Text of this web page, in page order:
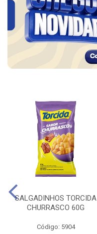
SALGADINHOS TORCIDA
CHURRASCO 60G
Código: 5904